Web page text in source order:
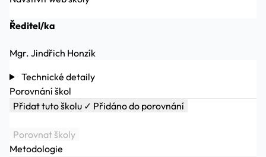
Ředitel/ka
Mgr. Jindřich Honzík
Technické detaily
Porovnání škol
Přidat tuto školu ✓ Přidáno do porovnání
Porovnat školy
Metodologie